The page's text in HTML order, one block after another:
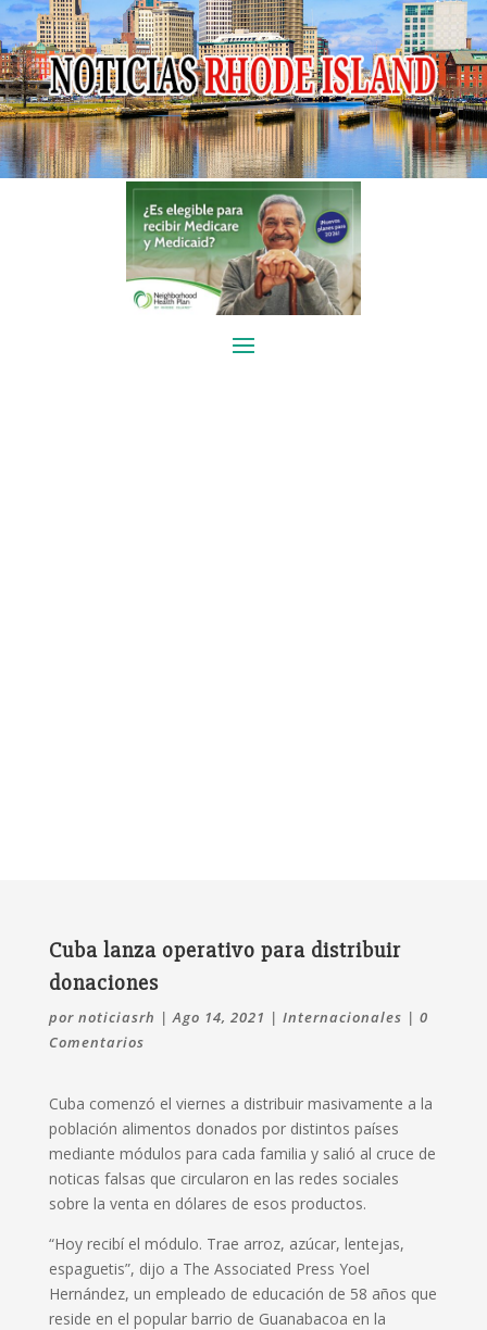
Cuba lanza operativo para distribuir
donaciones
por noticiasrh | Ago 14, 2021 | Internacionales | 0
Comentarios
Cuba comenzó el viernes a distribuir masivamente a la
población alimentos donados por distintos países
mediante módulos para cada familia y salió al cruce de
noticas falsas que circularon en las redes sociales
sobre la venta en dólares de esos productos.
“Hoy recibí el módulo. Trae arroz, azúcar, lentejas,
espaguetis”, dijo a The Associated Press Yoel
Hernández, un empleado de educación de 58 años que
reside en el popular barrio de Guanabacoa en la